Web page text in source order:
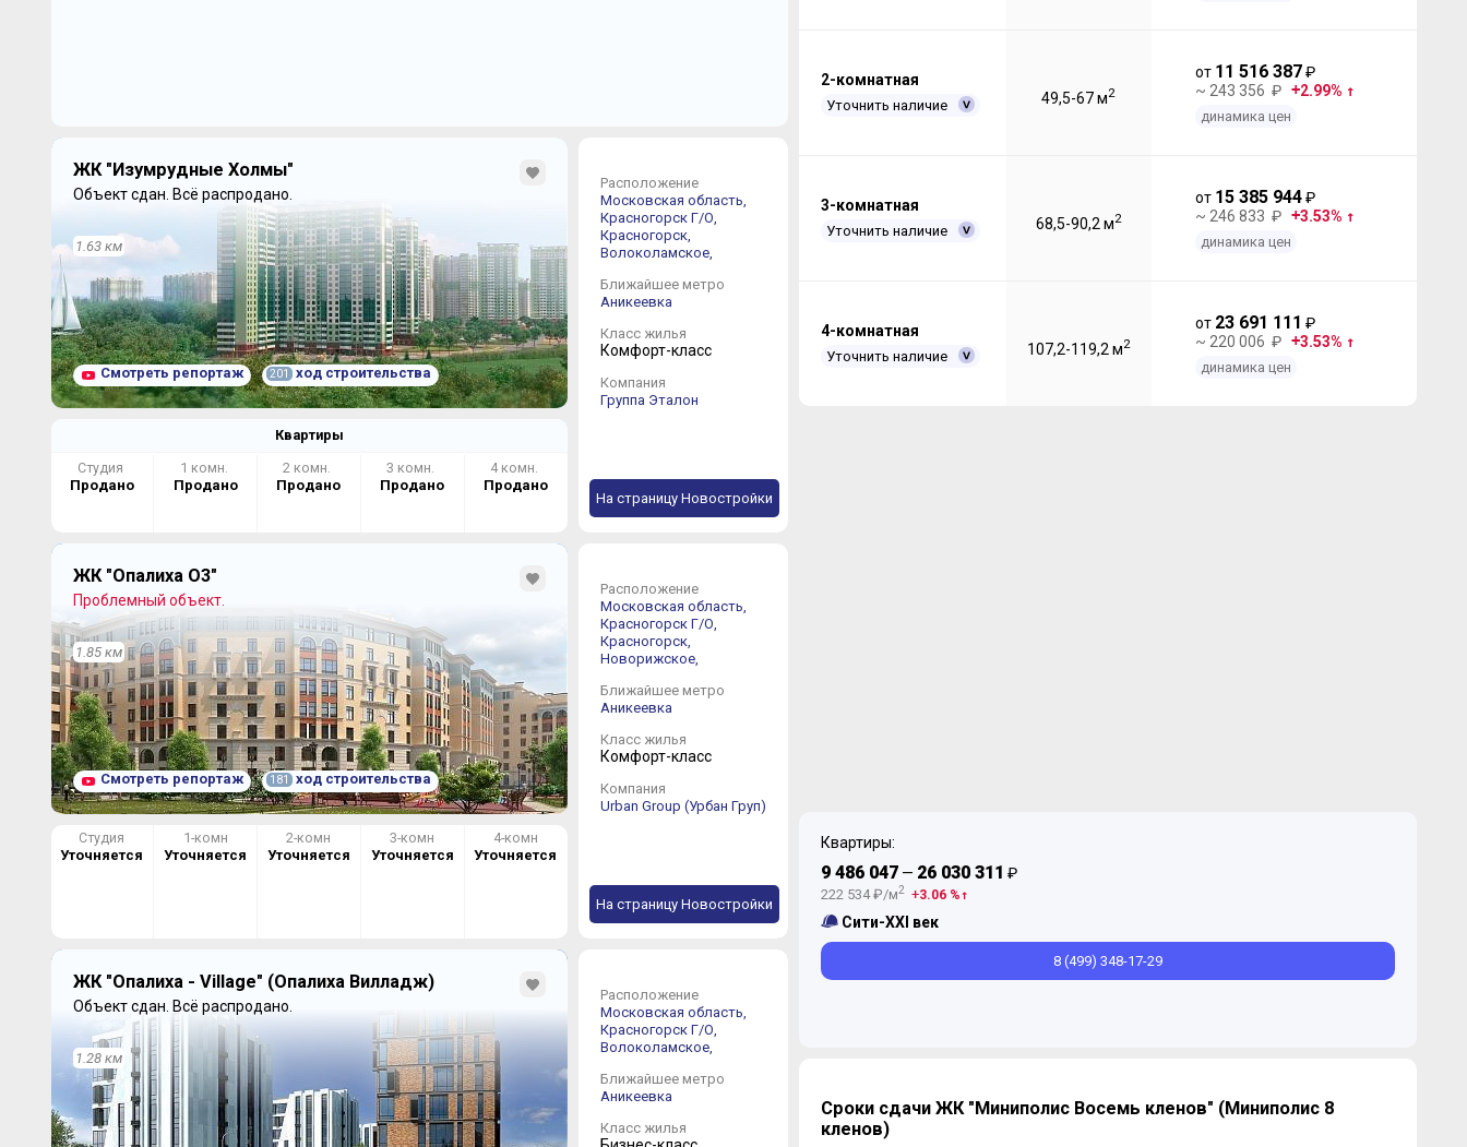
ЖК "Изумрудные Холмы"
Объект сдан. Всё распродано.
1.63 км
Смотреть репортаж 201 ход строительства
Квартиры
Студия
Продано
1 комн.
Продано
2 комн.
Продано
3 комн.
Продано
4 комн.
Продано
Расположение
Московская область,
Красногорск Г/О,
Красногорск,
Волоколамское,
Ближайшее метро
Аникеевка
Класс жилья
Комфорт-класс
Компания
Группа Эталон
На страницу Новостройки
ЖК "Опалиха О3"
Проблемный объект.
1.85 км
Смотреть репортаж 181 ход строительства
Студия
Уточняется
1-комн
Уточняется
2-комн
Уточняется
3-комн
Уточняется
4-комн
Уточняется
Расположение
Московская область,
Красногорск Г/О,
Красногорск,
Новорижское,
Ближайшее метро
Аникеевка
Класс жилья
Комфорт-класс
Компания
Urban Group (Урбан Груп)
На страницу Новостройки
ЖК "Опалиха - Village" (Опалиха Вилладж)
Объект сдан. Всё распродано.
1.28 км
Расположение
Московская область,
Красногорск Г/О,
Волоколамское,
Ближайшее метро
Аникеевка
Класс жилья
2-комнатная
Уточнить наличие 49,5-67 м2
от 11 516 387₽
~ 243 356 ₽
2.99%
динамика цен
3-комнатная
Уточнить наличие 68,5-90,2 м2
от 15 385 944₽
~ 246 833 ₽
3.53%
динамика цен
4-комнатная
Уточнить наличие 107,2-119,2 м2
от 23 691 111 ₽
~ 220 006 ₽
3.53%
динамика цен
Квартиры:
9 486 047— 26 030 311 ₽
222 534 ₽/м2 3.06 %
Сити-XXI век
8 (499) 348-17-29
Сроки сдачи ЖК "Миниполис Восемь кленов" (Миниполис 8
кленов)